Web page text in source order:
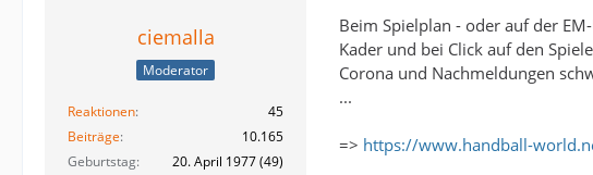
ciemalla
Moderator
Reaktionen
45
Beiträge
10.165
Geburtstag
20. April 1977 (49)
Beim Spielplan - oder auf der
Kader und bei Click auf den
Corona und Nachmeldungen
...
=> https://www.handball-